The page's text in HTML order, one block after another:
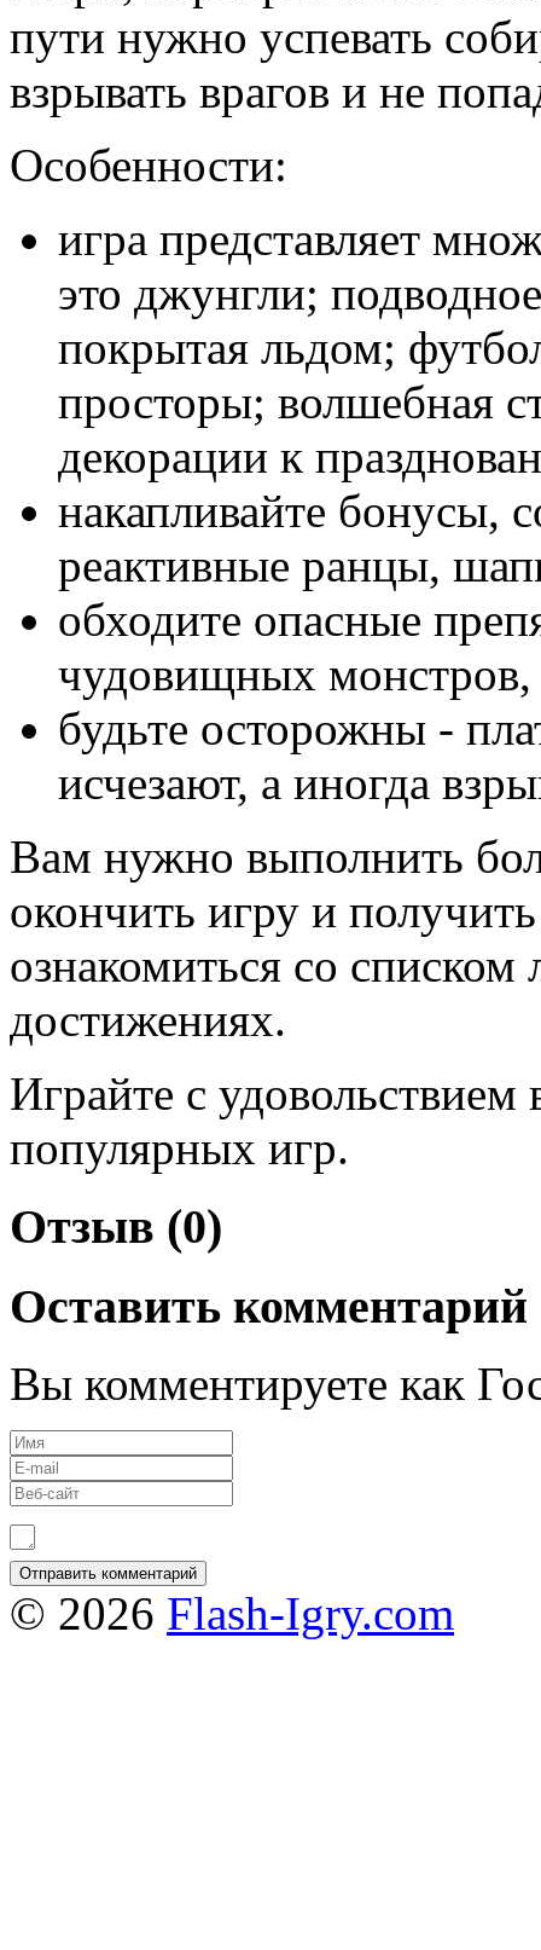
пути нужно успевать
взрывать врагов и не
Особенности:
игра представляет
это джунгли;
покрытая льдом;
просторы; волшебная
декорации к
накапливайте бонусы,
реактивные ранцы,
обходите опасные
чудовищных
будьте осторожны -
исчезают, а иногда
Вам нужно выполнить
окончить игру и
ознакомиться со списком
достижениях.
Играйте с
популярных игр.
Отзыв (0)
Оставить комментарий
Вы комментируете как
© 2026 Flash-Igry.com